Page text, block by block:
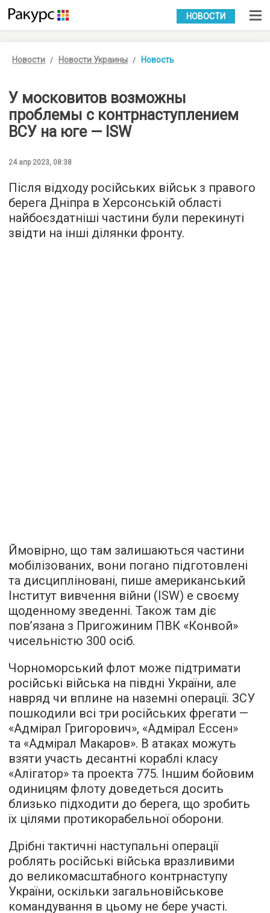
УКР РУС
НОВОСТИ
Новости Новости Украины Новость
У московитов возможны
проблемы с контрнаступлением
ВСУ на юге — ISW
24 апр 2023, 08:38
Після відходу російських військ з правого
берега Дніпра в Херсонській області
найбоєздатніші частини були перекинуті
звідти на інші ділянки фронту.
Ймовірно, що там залишаються частини
мобілізованих, вони погано підготовлені
та дисципліновані, пише американський
Інститут вивчення війни (ISW) e своєму
щоденному зведенні. Також там діє
пов’язана з Пригожиним ПВК «Конвой»
чисельністю 300 осіб.
Чорноморський флот може підтримати
російські війська на півдні України, але
навряд чи вплине на наземні операції. ЗСУ
пошкодили всі три російських фрегати —
«Адмірал Григорович», «Адмірал Ессен»
та «Адмірал Макаров». В атаках можуть
взяти участь десантні кораблі класу
«Алігатор» та проекта 775. Іншим бойовим
одиницям флоту доведеться досить
близько підходити до берега, що зробить
їх цілями протикорабельної оборони.
Дрібні тактичні наступальні операції
роблять російські війська вразливими
до великомасштабного контрнаступу
України, оскільки загальновійськове
командування в цьому не бере участі.